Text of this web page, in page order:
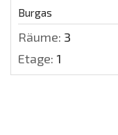
Burgas
Räume: 3
Etage: 1